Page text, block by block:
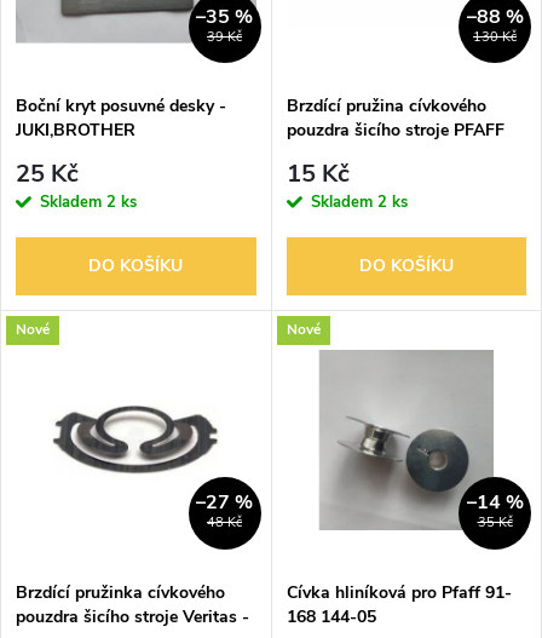
í
p
r
o
d
i
s
p
r
d
ů
39 Kč
–35 %
Boční kryt posuvné desky -
JUKI,BROTHER
25 Kč
Skladem 2 ks
DO KOŠÍKU
130 Kč
–88 %
Brzdící pružina cívkového
pouzdra šicího stroje PFAFF
487-G, 563-G
15 Kč
Skladem 2 ks
DO KOŠÍKU
Nové
48 Kč
–27 %
Brzdící pružinka cívkového
pouzdra šicího stroje Veritas -
Nové
35 Kč
–14 %
Cívka hliníková pro Pfaff 91-
168 144-05